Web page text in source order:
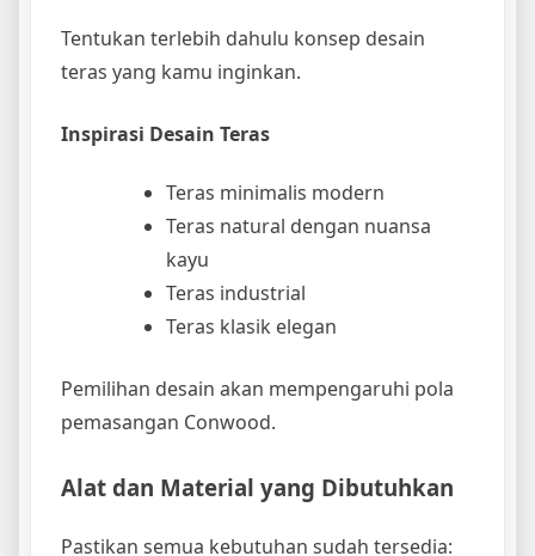
Tentukan terlebih dahulu konsep desain
teras yang kamu inginkan.
Inspirasi Desain Teras
Teras minimalis modern
Teras natural dengan nuansa
kayu
Teras industrial
Teras klasik elegan
Pemilihan desain akan mempengaruhi pola
pemasangan Conwood.
Alat dan Material yang Dibutuhkan
Pastikan semua kebutuhan sudah tersedia: